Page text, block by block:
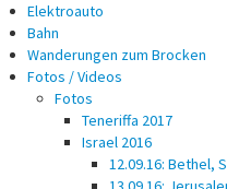
Elektroauto
Bahn
Wanderungen zum Brocken
Fotos / Videos
Fotos
Teneriffa 2017
Israel 2016
12.09.16: Bethel,